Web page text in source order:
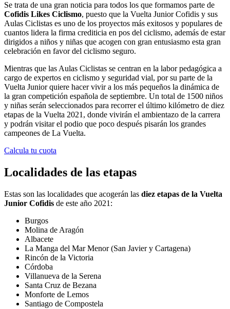
Se trata de una gran noticia para todos los que formamos parte de
Cofidis Likes Ciclismo, puesto que la Vuelta Junior Cofidis y sus
Aulas Ciclistas es uno de los proyectos más exitosos y populares de
cuantos lidera la firma crediticia en pos del ciclismo, además de estar
dirigidos a niños y niñas que acogen con gran entusiasmo esta gran
celebración en favor del ciclismo seguro.
Mientras que las Aulas Ciclistas se centran en la labor pedagógica a
cargo de expertos en ciclismo y seguridad vial, por su parte de la
Vuelta Junior quiere hacer vivir a los más pequeños la dinámica de
la gran competición española de septiembre. Un total de 1500 niños
y niñas serán seleccionados para recorrer el último kilómetro de diez
etapas de la Vuelta 2021, donde vivirán el ambientazo de la carrera
y podrán visitar el podio que poco después pisarán los grandes
campeones de La Vuelta.
Calcula tu cuota
Localidades de las etapas
Estas son las localidades que acogerán las diez etapas de la Vuelta
Junior Cofidis de este año 2021:
Burgos
Molina de Aragón
Albacete
La Manga del Mar Menor (San Javier y Cartagena)
Rincón de la Victoria
Córdoba
Villanueva de la Serena
Santa Cruz de Bezana
Monforte de Lemos
Santiago de Compostela